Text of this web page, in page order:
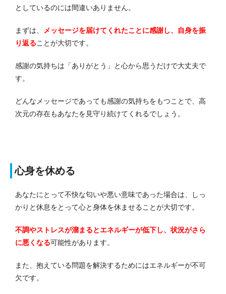
としているのには間違いありません。
まずは、 メッセージを届けてくれたことに感謝し、自身を振
り返ることが大切です。
感謝の気持ちは「ありがとう」と心から思うだけで大丈夫で
す。
どんなメッセージであっても感謝の気持ちをもつことで、高
次元の存在もあなたを見守り続けてくれるでしょう。
心身を休める
あなたにとって不快な匂いや悪い意味であった場合は、しっ
かりと休息をとって心と身体を休ませることが大切です。
不調やストレスが溜まるとエネルギーが低下し、状況がさら
に悪くなる可能性があります。
また、抱えている問題を解決するためにはエネルギーが不可
欠です。